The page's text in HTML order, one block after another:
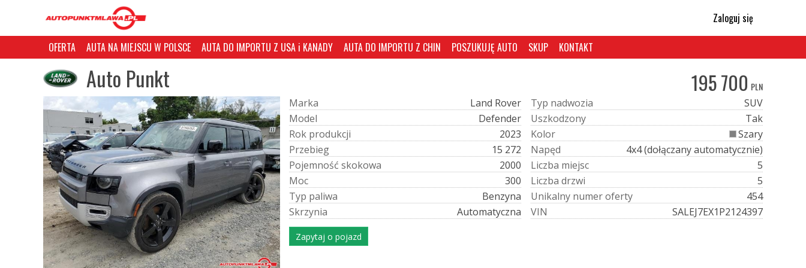
Zaloguj się
OFERTA AUTA NA MIEJSCU W POLSCE AUTA DO IMPORTU Z USA i KANADY AUTA DO IMPORTU Z CHIN POSZUKUJĘ AUTO SKUP KONTAKT
Auto Punkt 195 700 PLN
Marka
Land Rover
Model
Defender
Rok produkcji
2023
Przebieg
15 272
Pojemność skokowa
2000
Moc
300
Typ paliwa
Benzyna
Skrzynia Automatyczna
Typ nadwozia
SUV
Uszkodzony
Tak
Kolor
Szary
Napęd
4x4 (dołączany automatycznie)
Liczba miejsc
5
Liczba drzwi
5
Unikalny numeroferty
454
VIN SALEJ7EX1P2124397
Zapytaj o pojazd